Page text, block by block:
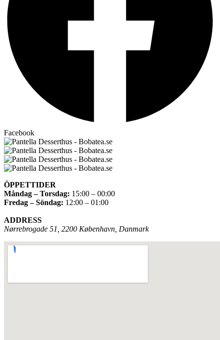
Facebook
ÖPPETTIDER
Måndag – Torsdag: 15:00 – 00:00
Fredag – Söndag: 12:00 – 01:00
ADDRESS
Nørrebrogade 51, 2200 København, Danmark